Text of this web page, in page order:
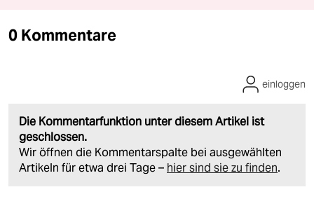
0 Kommentare
Die Kommentarfunktion unter diesem Artikel ist
geschlossen.
Wir öffnen die Kommentarspalte bei ausgewählten
Artikeln für etwa drei Tage – hier sind sie zu finden.
einloggen